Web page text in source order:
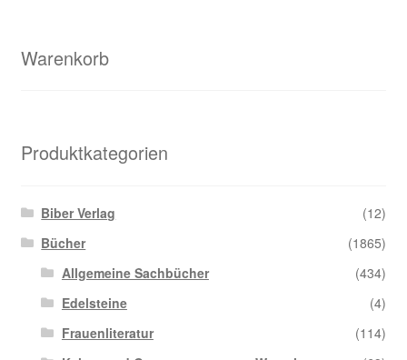
Warenkorb
Produktkategorien
Biber Verlag
(12)
Bücher
(1865)
Allgemeine Sachbücher
(434)
Edelsteine
(4)
Frauenliteratur
(114)